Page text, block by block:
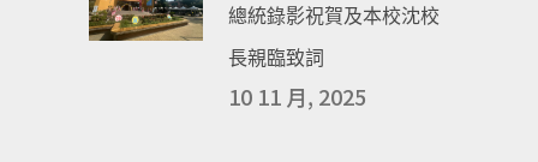
總統錄影祝賀及本校沈校
長親臨致詞
10 11 月, 2025